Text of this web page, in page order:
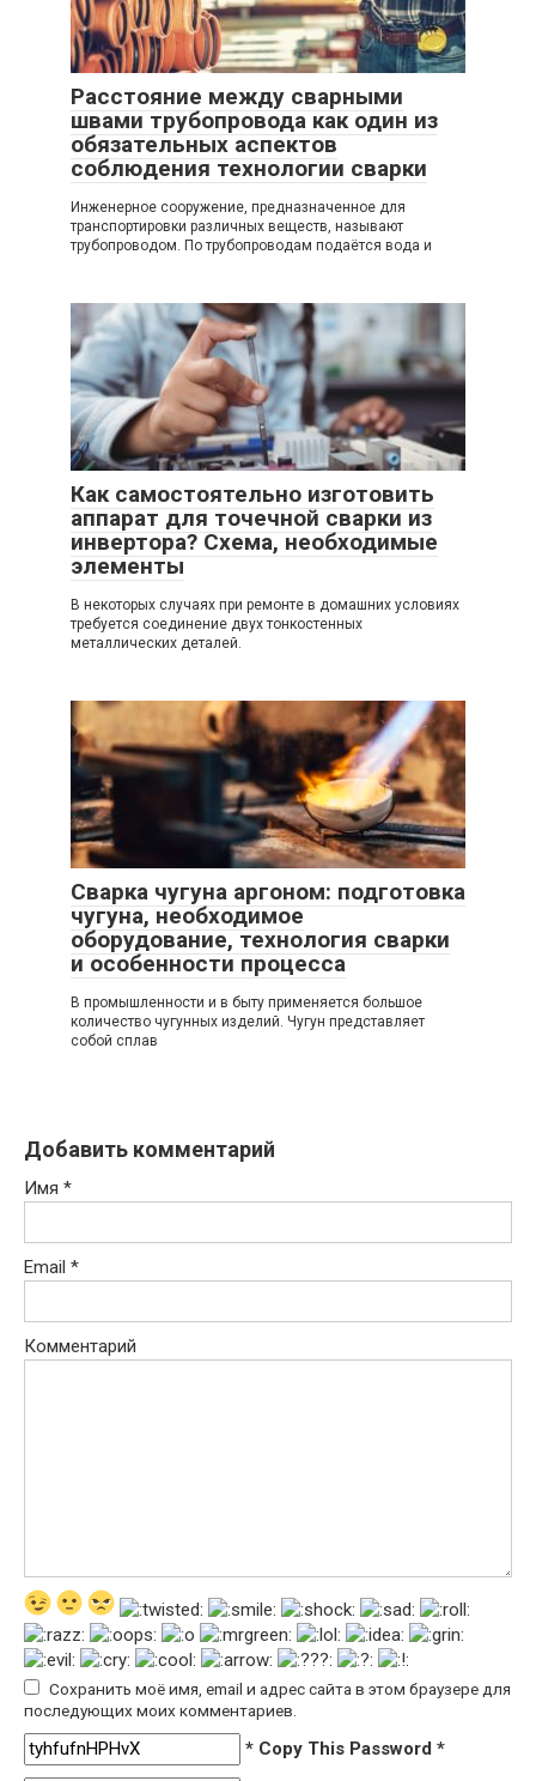
Расстояние между сварными
швами трубопровода как один из
обязательных аспектов
соблюдения технологии сварки
Инженерное сооружение, предназначенное для
транспортировки различных веществ, называют
трубопроводом. По трубопроводам подаётся вода и
Как самостоятельно изготовить
аппарат для точечной сварки из
инвертора? Схема, необходимые
элементы
В некоторых случаях при ремонте в домашних условиях
требуется соединение двух тонкостенных
металлических деталей.
Сварка чугуна аргоном: подготовка
чугуна, необходимое
оборудование, технология сварки
и особенности процесса
В промышленности и в быту применяется большое
количество чугунных изделий. Чугун представляет
собой сплав
Добавить комментарий
Имя *
Email *
Комментарий
Сохранить моё имя, email и адрес сайта в этом браузере для
последующих моих комментариев.
* Copy This Password *